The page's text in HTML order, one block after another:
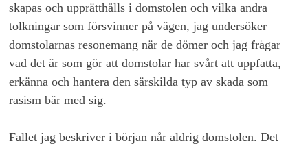
skapas och upprätthålls i domstolen och vilka andra
tolkningar som försvinner på vägen, jag undersöker
domstolarnas resonemang när de dömer och jag frågar
vad det är som gör att domstolar har svårt att uppfatta,
erkänna och hantera den särskilda typ av skada som
rasism bär med sig.
Fallet jag beskriver i början når aldrig domstolen. Det